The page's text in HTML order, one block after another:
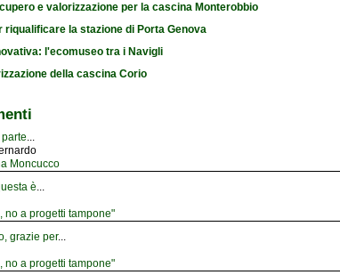
e valorizzazione per la cascina Monterobbio
riqualificare la stazione di Porta Genova
l'ecomuseo tra i Navigli
della cascina Corio
...
Moncucco
è...
no a progetti tampone"
grazie per...
no a progetti tampone"